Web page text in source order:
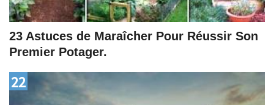
23 Astuces de Maraîcher Pour Réussir Son
Premier Potager.
22